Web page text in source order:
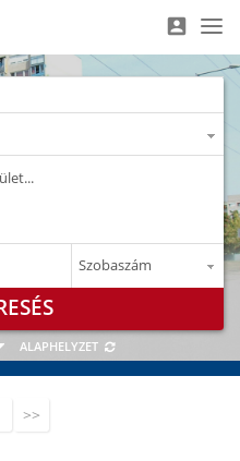
account_box
ALAPHELYZET
>>